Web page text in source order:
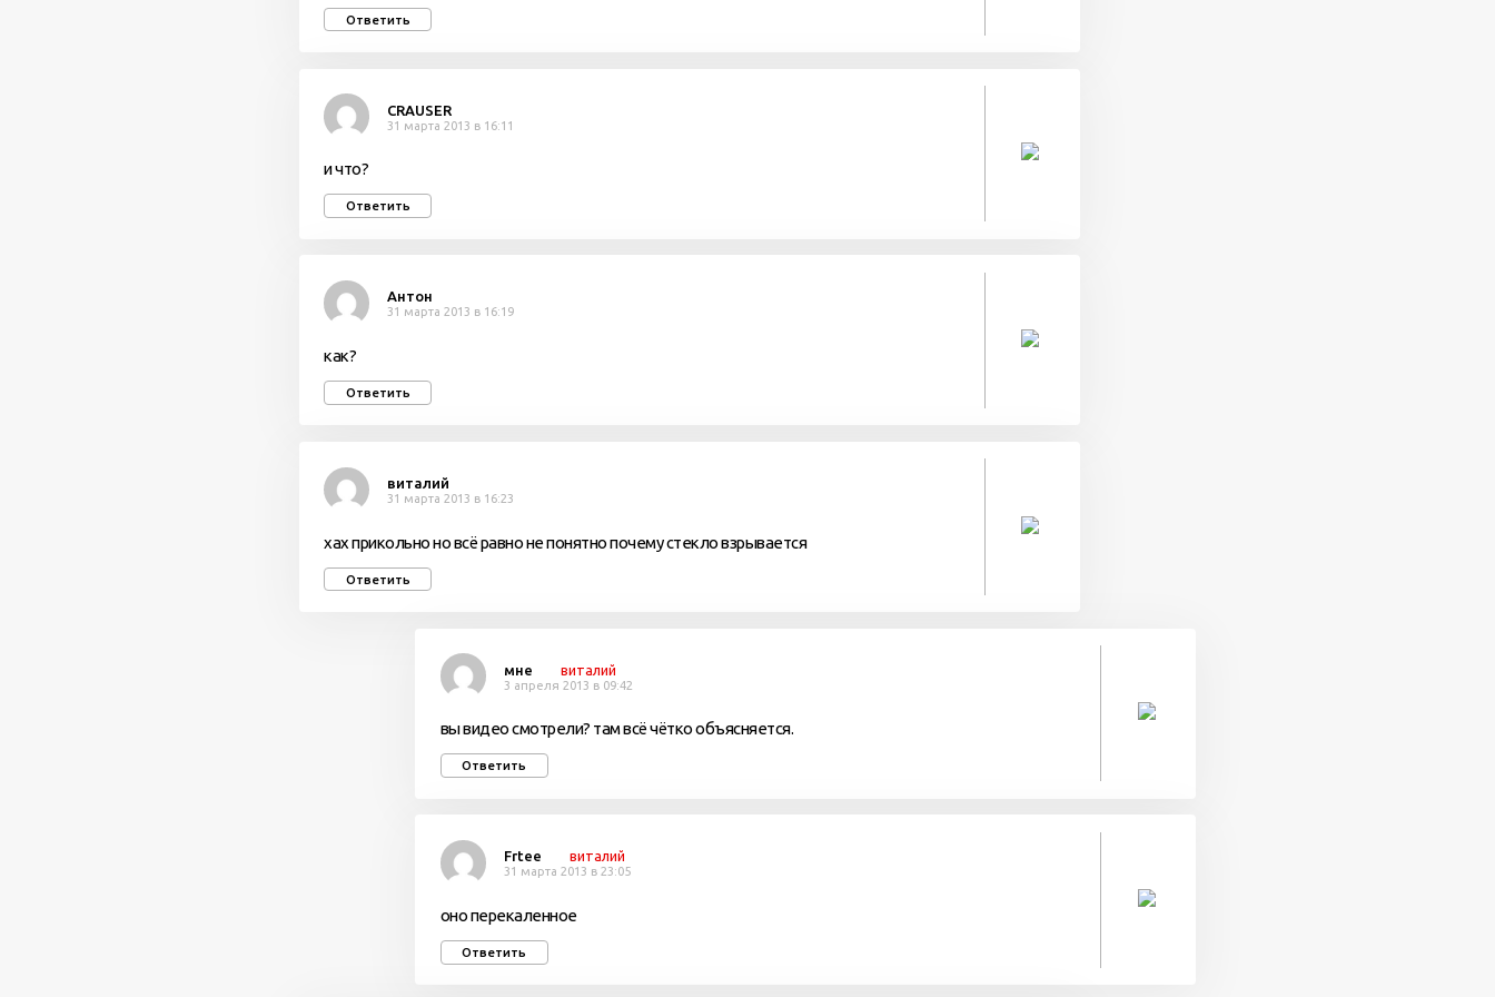
Ответить
СRAUSER
31 марта 2013 в 16:11
и что?
Ответить
Антон
31 марта 2013 в 16:19
как?
Ответить
виталий
31 марта 2013 в 16:23
хах прикольно но всё равно не понятно почему стекло взрывается
Ответить
мне виталий
3 апреля 2013 в 09:42
вы видео смотрели? там всё чётко объясняется.
Ответить
Frtee виталий
31 марта 2013 в 23:05
оно перекаленное
Ответить